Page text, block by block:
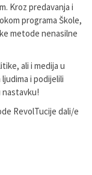
Kroz predavanja i
programa Škole,
metode nenasilne
ali i medija u
i podijelili
nastavku!
RevolTucije dali/e